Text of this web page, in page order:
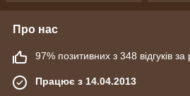
Про нас
97% позитивних з 348 відгуків за
Працює з 14.04.2013